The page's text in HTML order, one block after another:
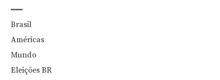
Brasil
Américas
Mundo
Eleições BR